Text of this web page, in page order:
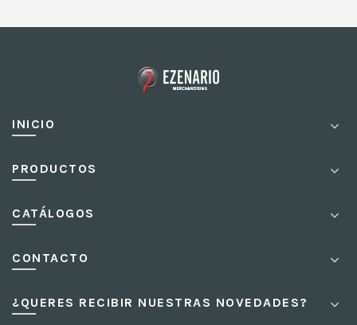
INICIO
PRODUCTOS
CATÁLOGOS
CONTACTO
¿QUERES RECIBIR NUESTRAS NOVEDADES?